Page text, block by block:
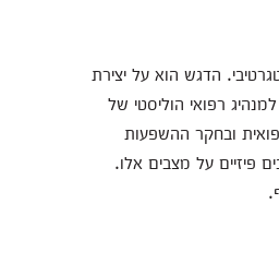
הדגש הוא על יצירת
רפואי הוליסטי של
ובחקר ההשפעות
פיזיים על מצבים אלו.